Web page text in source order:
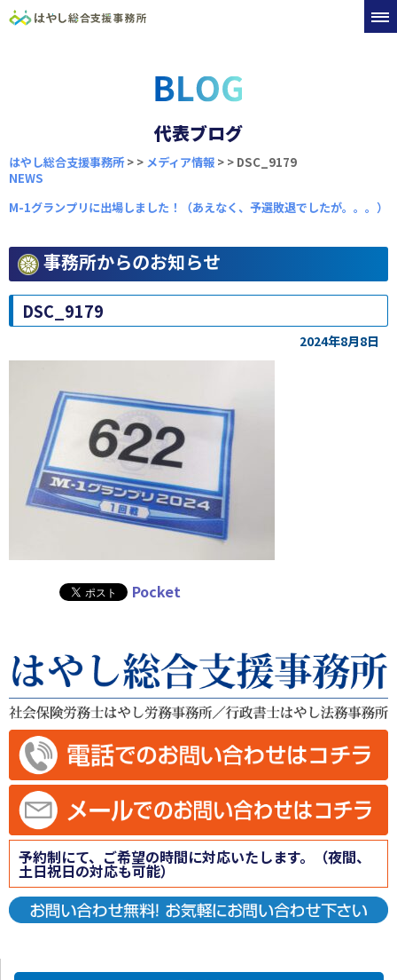
代表ブログ
はやし総合支援事務所>
NEWS
> メディア情報 >
M-1グランプリに出場しました！（あえなく、予選敗退でしたが。。。）
> DSC_9179
事務所からのお知らせ
DSC_9179
2024年8月8日
Pocket
予約制にて、ご希望の時間に対応いたします。（夜間、
土日祝日の対応も可能）